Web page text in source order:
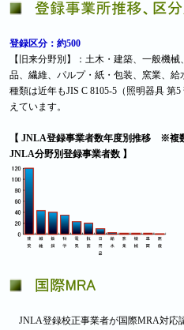
登録区分：約500
【旧来分野別】：土木・建築、一般機
品、繊維、パルプ・紙・包装、窯業、
種類は近年もJIS C 8105-5（照明器具 第
えています。
【 JNLA登録事業者数年度別
JNLA分野別登録事業者数 】
JNLA登録校正事業者が国際MRA対応